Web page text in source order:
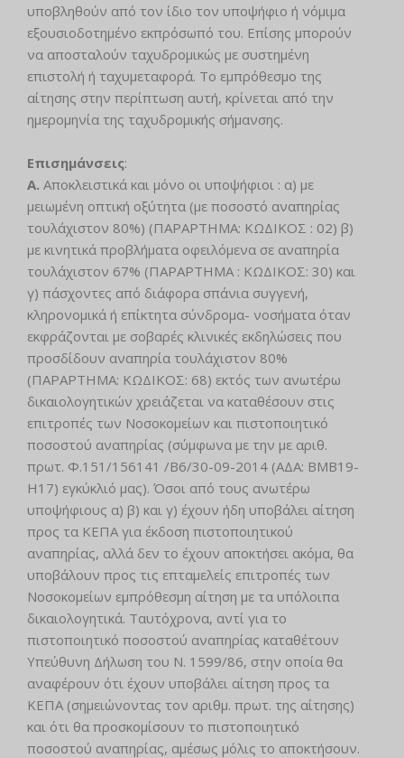
υποβληθούν από τον ίδιο τον υποψήφιο ή νόμιμα
εξουσιοδοτημένο εκπρόσωπό του. Επίσης μπορούν
να αποσταλούν ταχυδρομικώς με συστημένη
επιστολή ή ταχυμεταφορά. Το εμπρόθεσμο της
αίτησης στην περίπτωση αυτή, κρίνεται από την
ημερομηνία της ταχυδρομικής σήμανσης.
Επισημάνσεις:
Α. Αποκλειστικά και μόνο οι υποψήφιοι : α) με
μειωμένη οπτική οξύτητα (με ποσοστό αναπηρίας
τουλάχιστον 80%) (ΠΑΡΑΡΤΗΜΑ: ΚΩΔΙΚΟΣ : 02) β)
με κινητικά προβλήματα οφειλόμενα σε αναπηρία
τουλάχιστον 67% (ΠΑΡΑΡΤΗΜΑ : ΚΩΔΙΚΟΣ: 30) και
γ) πάσχοντες από διάφορα σπάνια συγγενή,
κληρονομικά ή επίκτητα σύνδρομα- νοσήματα όταν
εκφράζονται με σοβαρές κλινικές εκδηλώσεις που
προσδίδουν αναπηρία τουλάχιστον 80%
(ΠΑΡΑΡΤΗΜΑ: ΚΩΔΙΚΟΣ: 68) εκτός των ανωτέρω
δικαιολογητικών χρειάζεται να καταθέσουν στις
επιτροπές των Νοσοκομείων και πιστοποιητικό
ποσοστού αναπηρίας (σύμφωνα με την με αριθ.
πρωτ. Φ.151/156141 /Β6/30-09-2014 (ΑΔΑ: ΒΜΒ19-
Η17) εγκύκλιό μας). Όσοι από τους ανωτέρω
υποψήφιους α) β) και γ) έχουν ήδη υποβάλει αίτηση
προς τα ΚΕΠΑ για έκδοση πιστοποιητικού
αναπηρίας, αλλά δεν το έχουν αποκτήσει ακόμα, θα
υποβάλουν προς τις επταμελείς επιτροπές των
Νοσοκομείων εμπρόθεσμη αίτηση με τα υπόλοιπα
δικαιολογητικά. Ταυτόχρονα, αντί για το
πιστοποιητικό ποσοστού αναπηρίας καταθέτουν
Υπεύθυνη Δήλωση του Ν. 1599/86, στην οποία θα
αναφέρουν ότι έχουν υποβάλει αίτηση προς τα
ΚΕΠΑ (σημειώνοντας τον αριθμ. πρωτ. της αίτησης)
και ότι θα προσκομίσουν το πιστοποιητικό
ποσοστού αναπηρίας, αμέσως μόλις το αποκτήσουν.